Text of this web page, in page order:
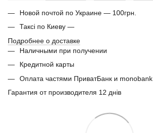
Новой почтой по Украине — 100грн.
Таксі по Киеву —
Подробнее о доставке
Наличными при получении
Кредитной карты
Оплата частями ПриватБанк и monobank
Гарантия от производителя 12 днів